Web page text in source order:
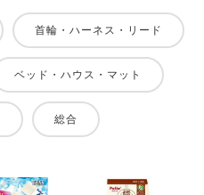
首輪・ハーネス・リード
ベッド・ハウス・マット
総合